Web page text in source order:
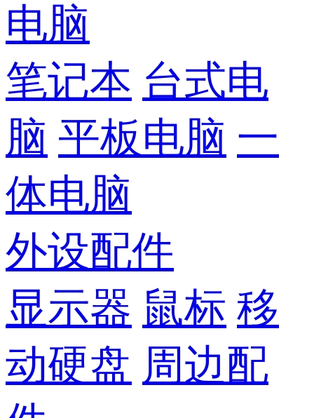
电脑
笔记本 台式电
脑 平板电脑 一
体电脑
外设配件
显示器 鼠标 移
动硬盘 周边配